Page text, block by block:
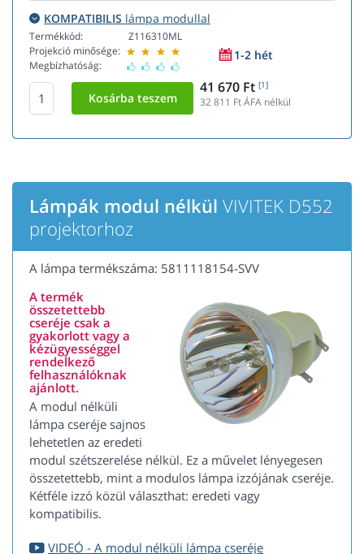
KOMPATIBILIS lámpa modullal
Termékkód:
Projekció minősége:
Megbízhatóság:
Z116310ML
1-2 hét
41 670 Ft [1]
32 811 Ft ÁFA nélkül
Lámpák modul nélkül VIVITEK D552
projektorhoz
A lámpa termékszáma: 5811118154-SVV
A termék
összetettebb
cseréje csak a
gyakorlott vagy a
kézügyességgel
rendelkező
felhasználóknak
ajánlott.
A modul nélküli
lámpa cseréje sajnos
lehetetlen az eredeti
modul szétszerelése nélkül. Ez a művelet lényegesen
összetettebb, mint a modulos lámpa izzójának cseréje.
Kétféle izzó közül választhat: eredeti vagy
kompatibilis.
VIDEÓ - A modul nélküli lámpa cseréje